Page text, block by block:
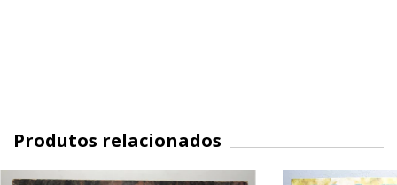
Produtos relacionados